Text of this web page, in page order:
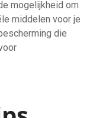
mogelijkheid om
middelen voor je
die